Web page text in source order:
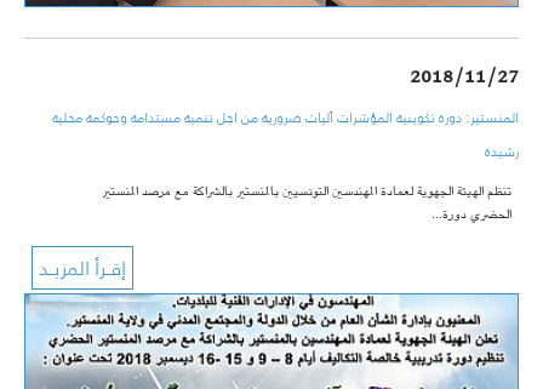
2018/11/27
المنستير: دورۃ تكوينيۃ المؤشرات اَليات ضروريۃ من اجل تنميۃ مستدامۃ وحوكمۃ محليۃ
رشيدۃ
تنظم الهيئة الجهوية لعمادة المهندسين التونسيين بالمنستير بالشراكة مع مرصد المنستير
الحضري دورة…